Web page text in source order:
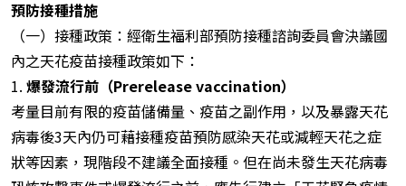
預防接種措施
（一）接種政策：經衛生福利部預防接種諮詢委員會決議國
內之天花疫苗接種政策如下：
1. 爆發流行前（Prerelease vaccination）
考量目前有限的疫苗儲備量、疫苗之副作用，以及暴露天花
病毒後3天內仍可藉接種疫苗預防感染天花或減輕天花之症
狀等因素，現階段不建議全面接種。但在尚未發生天花病毒